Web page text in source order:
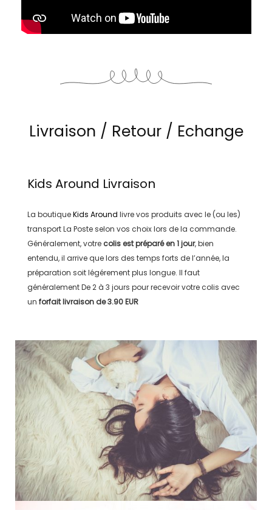
Livraison / Retour / Echange
Kids Around Livraison
La boutiqueKids Around livre vos produits avec le (ou les)
transportLa Posteselon vos choix lors de la commande.
Généralement, votre colis est préparé en1 jour, bien
entendu, il arrive que lors des temps forts de l’année, la
préparation soit légérement plus longue. Il faut
généralementDe 2 à 3 jours pour recevoir votre colis avec
un forfait livraison de3.90 EUR